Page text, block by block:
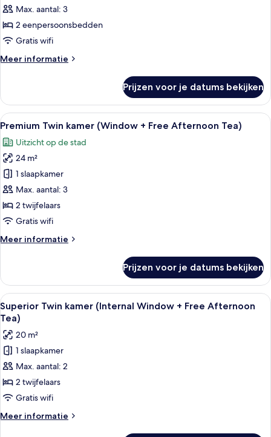
Afternoon
Tea)
Twin
kamer
(Internal
+
Tea)
laden
Max. aantal: 3
2 eenpersoonsbedden
Gratis wifi
Meer informatie
Meer
Twin
kamer
(Internal
+
Free
Afternoon
Tea)
Prijzen voor je datums bekijken
Alle
foto's
voor
Premium
Twin
kamer
(Window
+
Afternoon
Een hotelkamer met twee bedden,
7
Premium Twin kamer (Window + Free Afternoon Tea)
Uitzicht op de stad
24 m²
1 slaapkamer
Max. aantal: 3
2 twijfelaars
Gratis wifi
Meer informatie
Meer
Twin
kamer
(Window
+
Free
Afternoon
Tea)
Prijzen voor je datums bekijken
Alle
foto's
voor
Superior
Twin
kamer
(Internal
Window
+
Free
Een hotelkamer met twee bedden,
7
Superior Twin kamer (Internal Window + Free Afternoon
Tea)
20 m²
1 slaapkamer
Max. aantal: 2
2 twijfelaars
Gratis wifi
Meer informatie
Meer